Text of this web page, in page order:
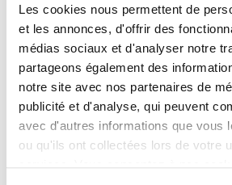
Les cookies nous permettent de
et les annonces, d'offrir des
médias sociaux et d'analyser notre
partageons également des
notre site avec nos partenaires de
publicité et d'analyse, qui peuvent
avec d'autres informations que vous
ou qu'ils ont collectées lors de votre